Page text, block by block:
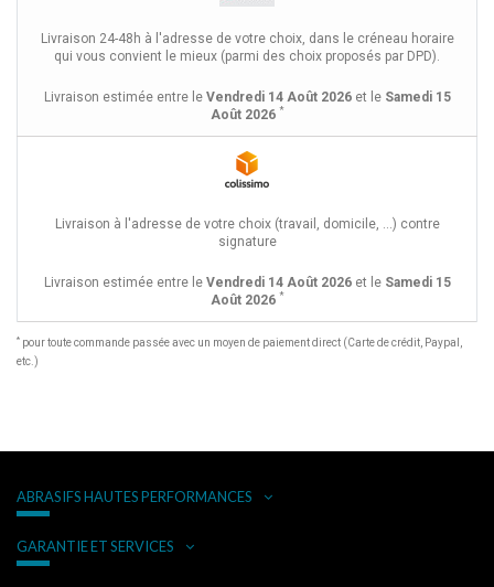
Livraison 24-48h à l'adresse de votre choix, dans le créneau horaire
qui vous convient le mieux (parmi des choix proposés par DPD).
Livraison estimée entre le Vendredi 14 Août 2026et le Samedi 15
Août 2026 *
Livraison à l'adresse de votre choix (travail, domicile, ...) contre
signature
Livraison estimée entre le Vendredi 14 Août 2026et le Samedi 15
Août 2026 *
* pour toute commande passée avec un moyen de paiement direct (Carte de crédit, Paypal,
etc.)
ABRASIFS HAUTES PERFORMANCES
GARANTIE ET SERVICES